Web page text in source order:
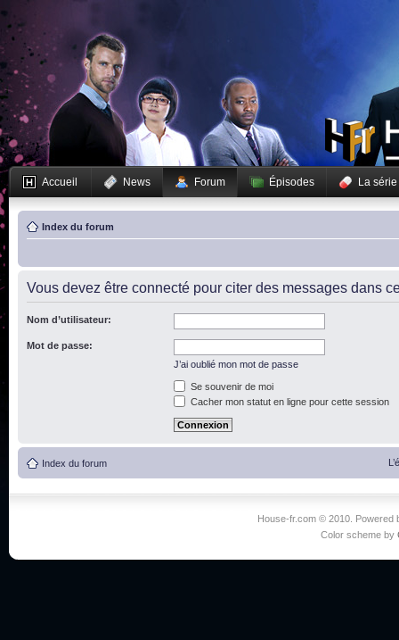
Accueil News Forum Épisodes La série
Index du forum
Vous devez être connecté pour citer des messages dans
Nom d’utilisateur:
Mot de passe:
J’ai oublié mon mot de passe
Se souvenir de moi
Cacher mon statut en ligne pour cette session
Index du forum
House-fr.com © 2010. Powered
Color scheme by